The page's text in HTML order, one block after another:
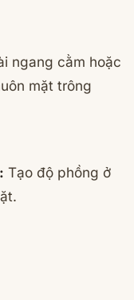
ngang cằm hoặc
mặt trông
Tạo độ phồng ở